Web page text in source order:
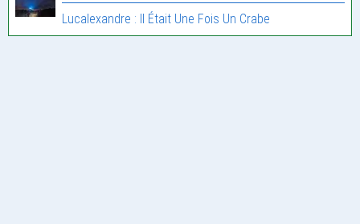
Lucalexandre : Il Était Une Fois Un Crabe